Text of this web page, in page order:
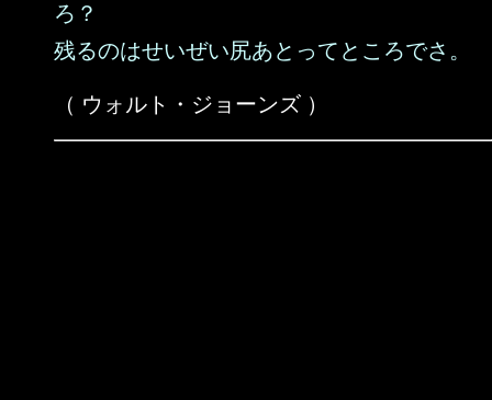
ろ？
残るのはせいぜい尻あとってところでさ。
（ ウォルト・ジョーンズ ）